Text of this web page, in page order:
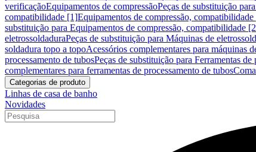
verificaçãoEquipamentos de compressãoPeças de substituição
compatibilidade [1]Equipamentos de compressão,
substituição para Equipamentos de compressão, compatibilidade
eletrossoldaduraPeças de substituição para Máquinas de
soldadura topo a topoAcessórios complementares para máquinas
processamento de tubosPeças de substituição para Ferramentas de
complementares para ferramentas de processamento de tubos
Categorias de produto
Linhas de casa de banho
Novidades